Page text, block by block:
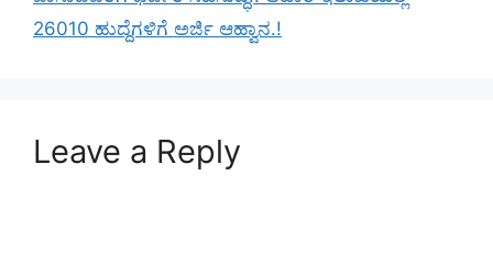
26010 ಹುದ್ದೆಗಳಿಗೆ ಅರ್ಜಿ ಆಹ್ವಾನ.!
Leave a Reply